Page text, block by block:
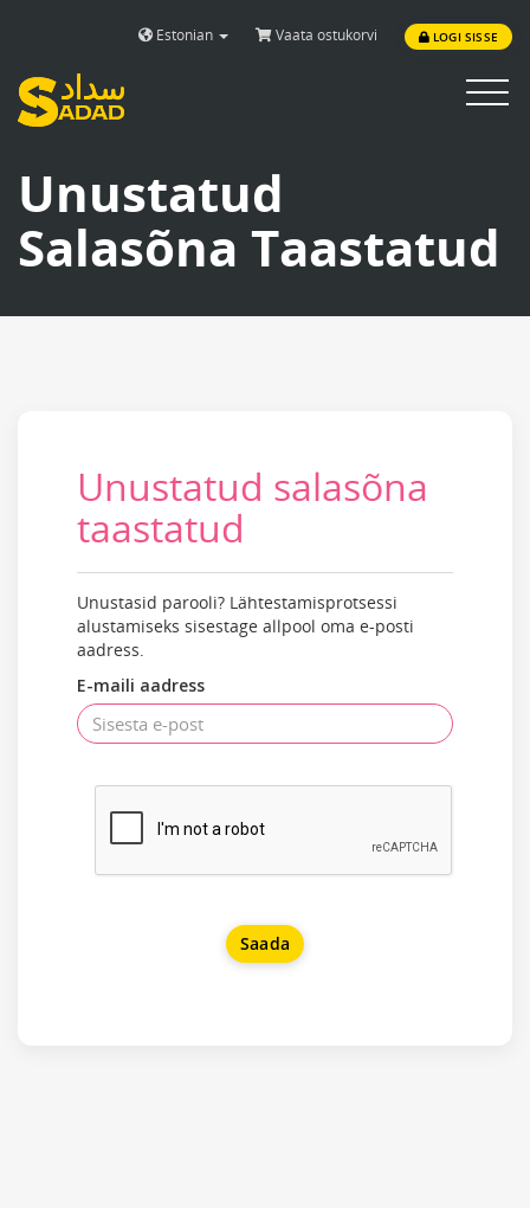
Estonian Vaata ostukorvi LOGI SISSE
Toggle
Unustatud
Salasõna Taastatud
Unustatud salasõna
taastatud
Unustasid parooli? Lähtestamisprotsessi
alustamiseks sisestage allpool oma e-posti
aadress.
E-maili aadress
Saada